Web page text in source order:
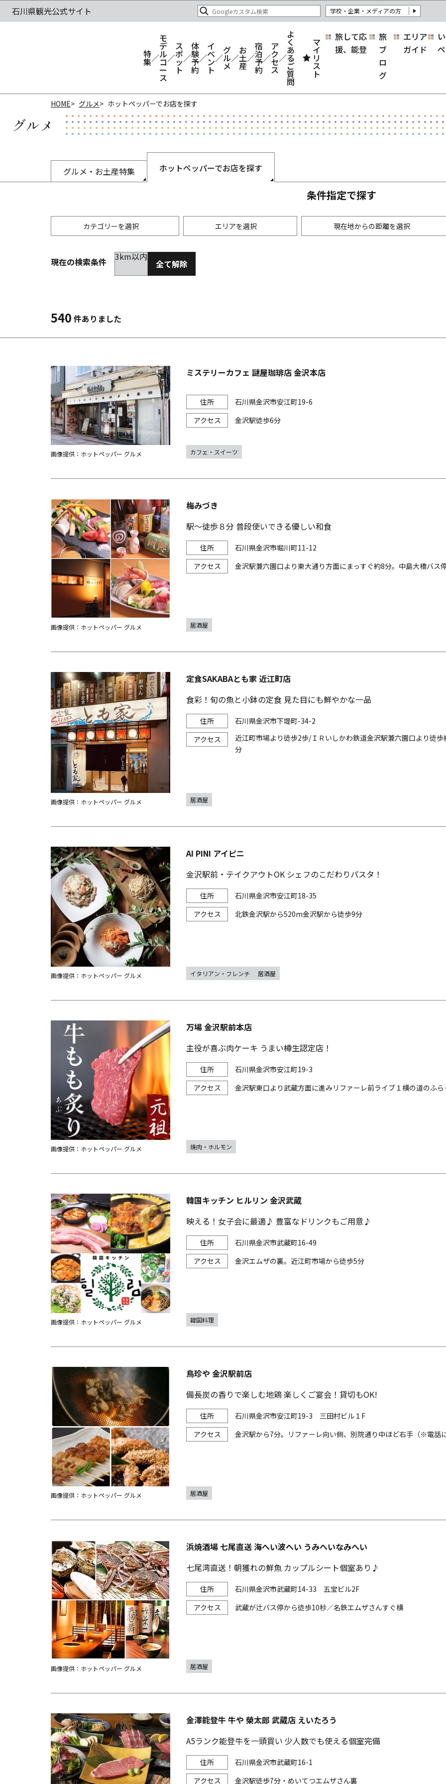
学校・企業・メディアの方
特
集
モ
デ
ル
コ
ー
ス
ス
ポ
ッ
ト
体
験
予
約
イ
ベ
ン
ト
グ
ル
メ
お
土
産
宿
泊
予
約
ア
ク
セ
ス
よ
く
あ
る
ご
質
問
マ
イ
リ
ス
ト
旅して応
援、能登
旅
ブ
ロ
グ
エリア
ガイド
HOME グルメ ホットペッパーでお店を探す
グルメ
グルメ・お土産特集 ホットペッパーでお店を探す
条件指定で探す
カテゴリーを選択 エリアを選択 現在地からの距離を選択
居酒屋
韓国料理
その他グルメ
金沢(片町･香林坊･にし茶屋周辺)
金沢市他・野々市・白山・内灘
未選択
現在の検索条件 3km以内
全て解除
540 件ありました
ミステリーカフェ 謎屋珈琲店 金沢本店
石川県金沢市安江町19-6
金沢駅徒歩6分
画像提供：ホットペッパー グルメ カフェ・スイーツ
梅みづき
駅～徒歩８分 普段使いできる優しい和食
石川県金沢市堀川町11-12
金沢駅兼六園口より東大通り方面にまっすぐ約8分。中島大橋バス
画像提供：ホットペッパー グルメ 居酒屋
定食SAKABAとも家 近江町店
食彩！旬の魚と小鉢の定食 見た目にも鮮やかな一品
石川県金沢市下堤町-34-2
近江町市場より徒歩2歩/ＩＲいしかわ鉄道金沢駅兼六園口より徒
分
画像提供：ホットペッパー グルメ 居酒屋
AI PINI アイピニ
金沢駅前・テイクアウトOK シェフのこだわりパスタ！
石川県金沢市安江町18-35
北鉄金沢駅から520m金沢駅から徒歩9分
画像提供：ホットペッパー グルメ イタリアン・フレンチ 居酒屋
万場 金沢駅前本店
主役が喜ぶ肉ケーキ うまい樽生認定店！
石川県金沢市安江町19-3
金沢駅東口より武蔵方面に進みリファーレ前ライブ１横の道のふ
画像提供：ホットペッパー グルメ 焼肉・ホルモン
韓国キッチン ヒルリン 金沢武蔵
映える！女子会に最適♪ 豊富なドリンクもご用意♪
石川県金沢市武蔵町16-49
金沢エムザの裏。近江町市場から徒歩5分
画像提供：ホットペッパー グルメ 韓国料理
鳥珍や 金沢駅前店
備長炭の香りで楽しむ地鶏 楽しくご宴会！貸切もOK!
石川県金沢市安江町19-3 三田村ビル１F
金沢駅から7分。リファーレ向い側、別院通り中ほど右手（※電話
画像提供：ホットペッパー グルメ 居酒屋
浜焼酒場 七尾直送 海へい波へい うみへいなみへい
七尾湾直送！朝獲れの鮮魚 カップルシート個室あり♪
石川県金沢市武蔵町14-33 五宝ビル2F
武蔵が辻バス停から徒歩10秒／名鉄エムザさんすぐ横
画像提供：ホットペッパー グルメ 居酒屋
金澤能登牛 牛や 榮太郎 武蔵店 えいたろう
A5ランク能登牛を一頭買い 少人数でも使える個室完備
石川県金沢市武蔵町16-1
金沢駅徒歩7分・めいてつエムザさん裏